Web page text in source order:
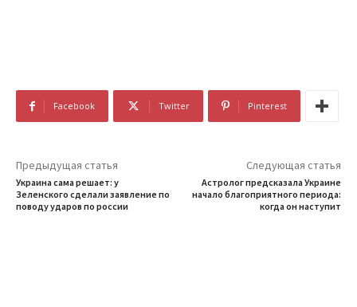
Facebook Twitter Pinterest
Предыдущая статья
Украина сама решает: у
Зеленского сделали заявление по
поводу ударов по россии
Следующая статья
Астролог предсказала Украине
начало благоприятного периода:
когда он наступит